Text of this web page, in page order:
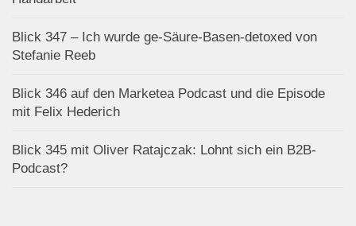
Blick 347 – Ich wurde ge-Säure-Basen-detoxed von
Stefanie Reeb
Blick 346 auf den Marketea Podcast und die Episode
mit Felix Hederich
Blick 345 mit Oliver Ratajczak: Lohnt sich ein B2B-
Podcast?